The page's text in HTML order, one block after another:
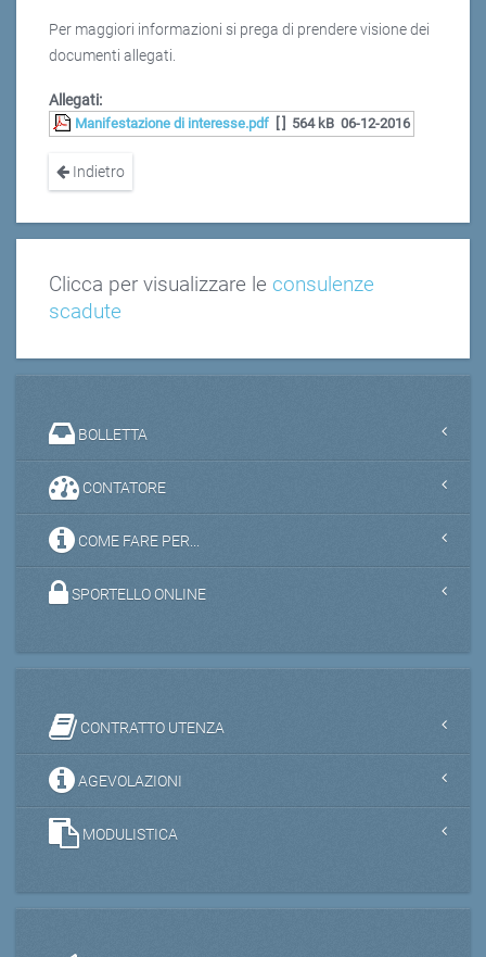
Per maggiori informazioni si prega di prendere visione dei
documenti allegati.
Allegati:
Manifestazione di interesse.pdf 564 kB 06-12-2016
Indietro
Clicca per visualizzare le consulenze
scadute
BOLLETTA
CONTATORE
COME FARE PER...
SPORTELLO ONLINE
CONTRATTO UTENZA
AGEVOLAZIONI
MODULISTICA